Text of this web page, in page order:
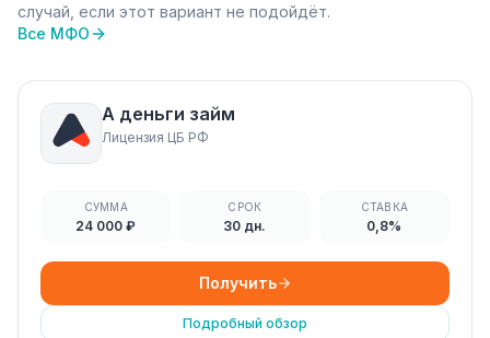
случай, если этот вариант не подойдёт.
Все МФО
А деньги займ
Лицензия ЦБ РФ
СУММА
24 000 ₽
СРОК
30 дн.
СТАВКА
0,8%
Получить
Подробный обзор